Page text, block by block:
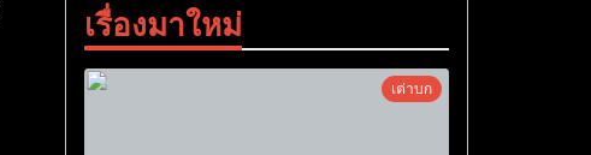
เรื่องมาใหม่
เต่าบก